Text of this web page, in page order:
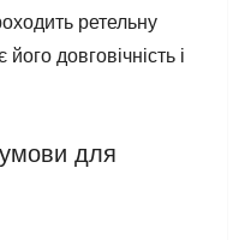
ретельну
довговічність і
умови для